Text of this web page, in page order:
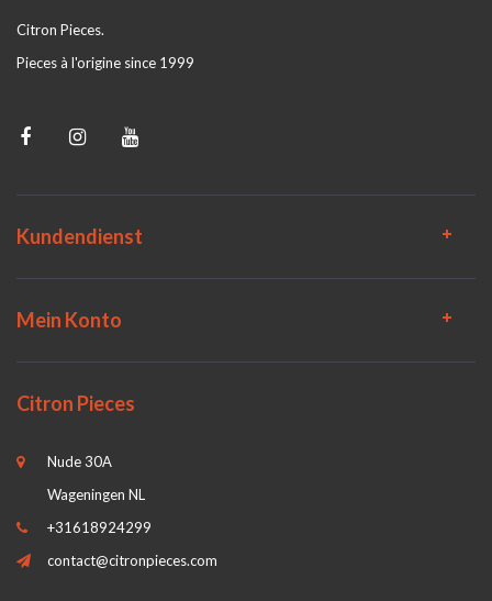
Citron Pieces.
Pieces à l'origine since 1999
Kundendienst
Mein Konto
Citron Pieces
Nude 30A
Wageningen NL
+31618924299
contact@citronpieces.com